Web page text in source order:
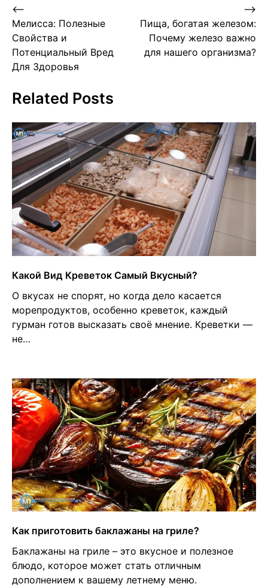
Post
navigation
⟵
Мелисса: Полезные
Свойства и
Потенциальный Вред
Для Здоровья
Пища, богатая железом:
Почему железо важно
для нашего организма?
⟶
Related Posts
Какой Вид Креветок Самый Вкусный?
О вкусах не спорят, но когда дело касается
морепродуктов, особенно креветок, каждый
гурман готов высказать своё мнение. Креветки —
не…
Как приготовить баклажаны на гриле?
Баклажаны на гриле – это вкусное и полезное
блюдо, которое может стать отличным
дополнением к вашему летнему меню.